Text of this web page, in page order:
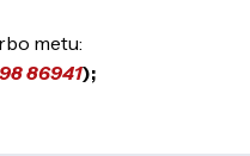
metu:
86941);